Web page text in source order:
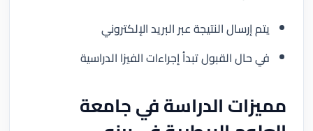
يتم إرسال النتيجة عبر البريد الإلكتروني
في حال القبول تبدأ إجراءات الفيزا الدراسية
مميزات الدراسة في جامعة